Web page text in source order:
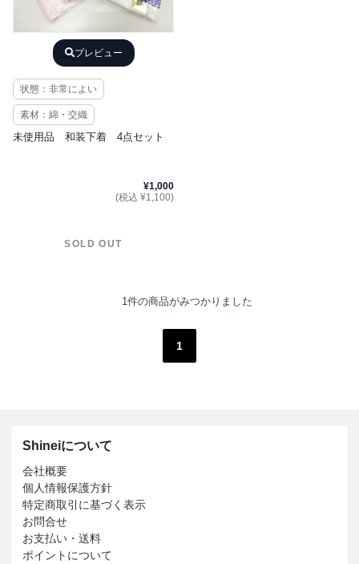
プレビュー
状態：非常によい
素材：綿・交織
未使用品 和装下着 4点セット
¥1,000
(税込 ¥1,100)
SOLD OUT
1件の商品がみつかりました
1
Shineiについて
会社概要
個人情報保護方針
特定商取引に基づく表示
お問合せ
お支払い・送料
ポイントについて